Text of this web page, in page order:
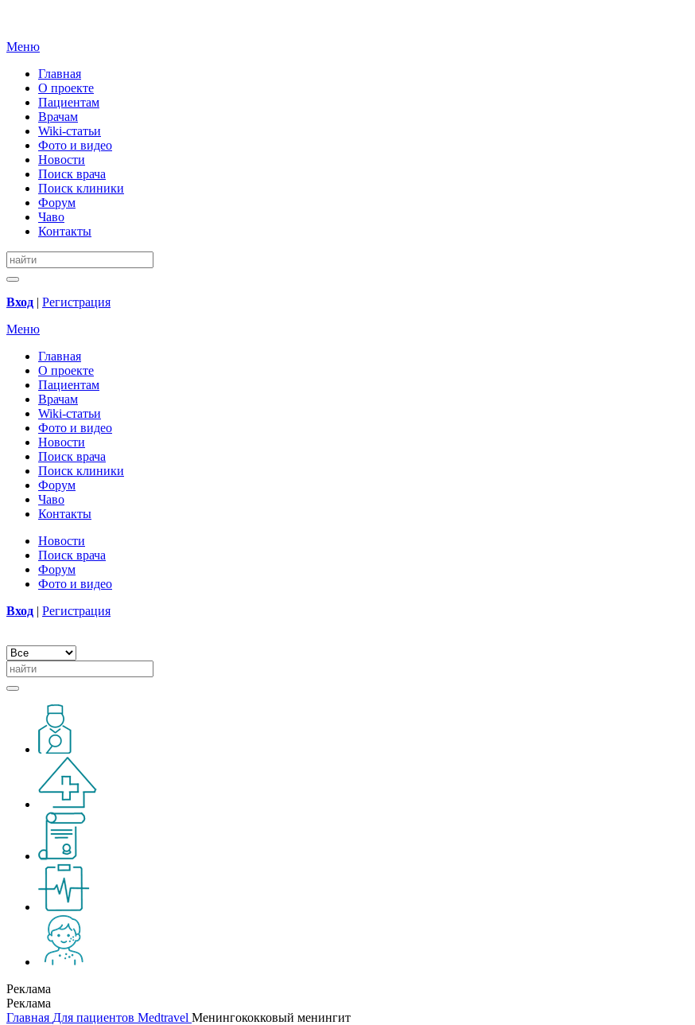
Меню
Главная
О проекте
Пациентам
Врачам
Wiki-статьи
Фото и видео
Новости
Поиск врача
Поиск клиники
Форум
Чаво
Контакты
Вход | Регистрация
Меню
Главная
О проекте
Пациентам
Врачам
Wiki-статьи
Фото и видео
Новости
Поиск врача
Поиск клиники
Форум
Чаво
Контакты
Новости
Поиск врача
Форум
Фото и видео
Вход | Регистрация
Реклама
Реклама
Главная Для пациентов Medtravel Менингококковый менингит